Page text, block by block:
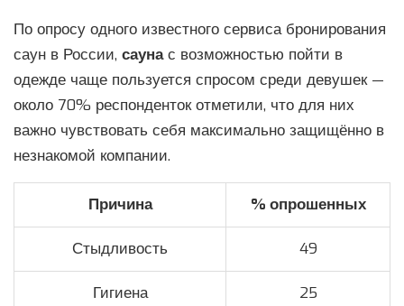
По опросу одного известного сервиса бронирования
саун в России, саунас возможностью пойти в
одежде чаще пользуется спросом среди девушек —
около 70% респонденток отметили, что для них
важно чувствовать себя максимально защищённо в
незнакомой компании.
Причина % опрошенных
Стыдливость 49
Гигиена 25